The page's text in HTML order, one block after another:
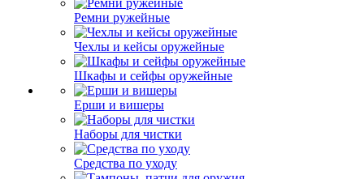
Ремни ружейные
Чехлы и кейсы оружейные
Шкафы и сейфы оружейные
Ерши и вишеры
Наборы для чистки
Средства по уходу